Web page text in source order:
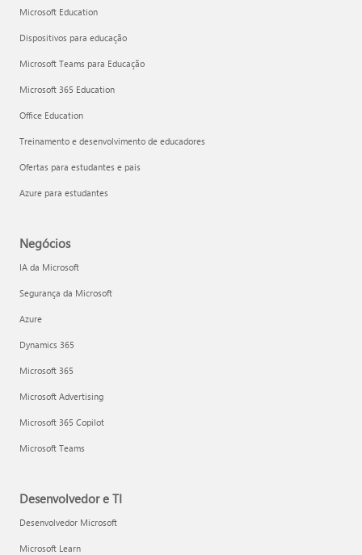
Microsoft Education
Dispositivos para educação
Microsoft Teams para Educação
Microsoft 365 Education
Office Education
Treinamento e desenvolvimento de educadores
Ofertas para estudantes e pais
Azure para estudantes
Negócios
IA da Microsoft
Segurança da Microsoft
Azure
Dynamics 365
Microsoft 365
Microsoft Advertising
Microsoft 365 Copilot
Microsoft Teams
Desenvolvedor e TI
Desenvolvedor Microsoft
Microsoft Learn